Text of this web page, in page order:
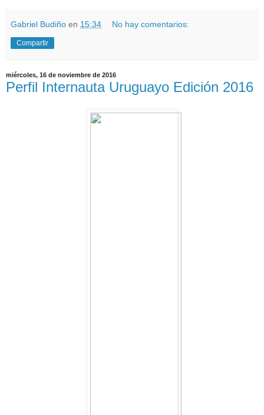
Gabriel Budiño en 15:34 No hay comentarios:
Compartir
miércoles, 16 de noviembre de 2016
Perfil Internauta Uruguayo Edición 2016